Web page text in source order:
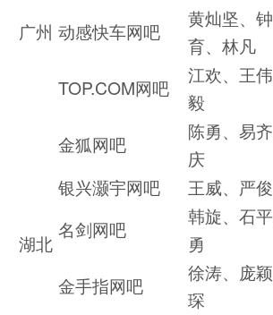
广州 动感快车网吧
黄灿坚、
育、林凡
TOP.COM网吧
江欢、王
毅
湖北
金狐网吧
陈勇、易
庆
银兴灏宇网吧
王威、严
名剑网吧
韩旋、石
勇
金手指网吧
徐涛、庞
琛